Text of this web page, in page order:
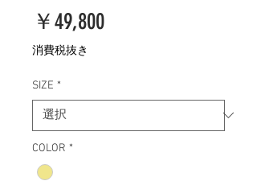
￥49,800価
消費税抜き
SIZE *
COLOR *